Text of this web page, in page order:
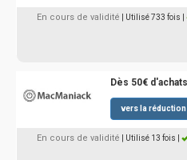
En cours de validité | Utilisé 733 fois
Dès 50€
vers la réduction
En cours de validité | Utilisé 13 fois